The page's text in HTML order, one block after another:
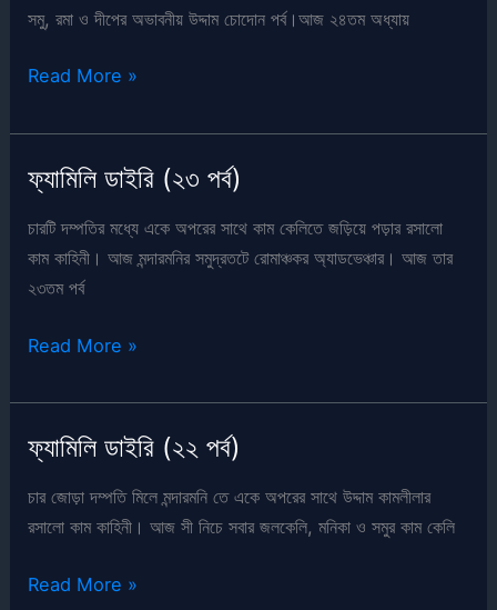
সমু, রমা ও দীপের অভাবনীয় উদ্দাম চোদোন পর্ব।আজ ২৪তম অধ্যায়
ফ্যামিলি
(২৪
Read More »
ফ্যামিলি ডাইরি (২৩ পর্ব)
চারটি দম্পতির মধ্যে একে অপরের সাথে কাম কেলিতে জড়িয়ে পড়ার রসালো
কাম কাহিনী। আজ মন্দারমনির সমুদ্রতটে রোমাঞ্চকর অ্যাডভেঞ্চার। আজ তার
২৩তম পর্ব
ফ্যামিলি
(২৩
Read More »
ফ্যামিলি ডাইরি (২২ পর্ব)
চার জোড়া দম্পতি মিলে মন্দারমনি তে একে অপরের সাথে উদ্দাম কামলীলার
রসালো কাম কাহিনী। আজ সী নিচে সবার জলকেলি, মনিকা ও সমুর কাম কেলি
ফ্যামিলি
Read More »